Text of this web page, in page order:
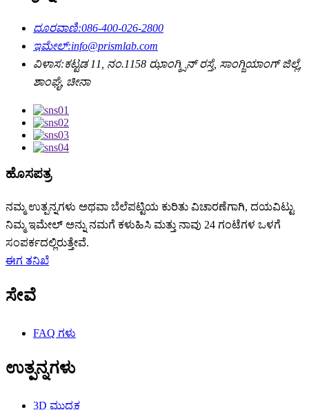
ದೂರವಾಣಿ:086-400-026-2800
ಇಮೇಲ್:info@prismlab.com
ವಿಳಾಸ:ಕಟ್ಟಡ 11, ನಂ.1158 ಝಾಂಗ್ಕ್ಸಿನ್ ರಸ್ತೆ, ಸಾಂಗ್ಜಿಯಾಂಗ್ ಜಿಲ್ಲೆ,
ಶಾಂಘೈ, ಚೀನಾ
ಹೊಸಪತ್ರ
ನಮ್ಮ ಉತ್ಪನ್ನಗಳು ಅಥವಾ ಬೆಲೆಪಟ್ಟಿಯ ಕುರಿತು ವಿಚಾರಣೆಗಾಗಿ, ದಯವಿಟ್ಟು
ನಿಮ್ಮ ಇಮೇಲ್ ಅನ್ನು ನಮಗೆ ಕಳುಹಿಸಿ ಮತ್ತು ನಾವು 24 ಗಂಟೆಗಳ ಒಳಗೆ
ಸಂಪರ್ಕದಲ್ಲಿರುತ್ತೇವೆ.
ಈಗ ತನಿಖೆ
ಸೇವೆ
FAQ ಗಳು
ಉತ್ಪನ್ನಗಳು
3D ಮುದ್ರಕ